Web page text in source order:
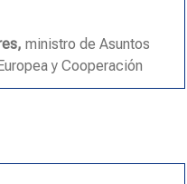
ministro de Asuntos
y Cooperación